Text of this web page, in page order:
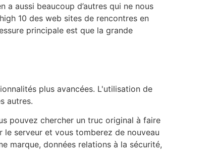
aussi beaucoup d’autres qui ne nous
10 des web sites de rencontres en
principale est que la grande
plus avancées. L'utilisation de
autres.
pouvez chercher un truc original à faire
le serveur et vous tomberez de nouveau
marque, données relations à la sécurité,